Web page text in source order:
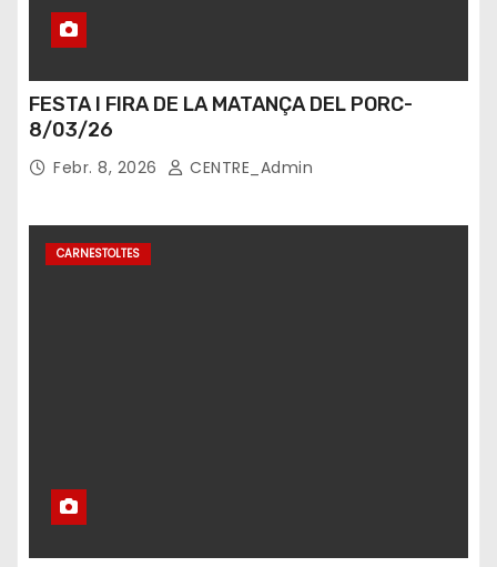
FESTA I FIRA DE LA MATANÇA DEL PORC-
8/03/26
Febr. 8, 2026 CENTRE_Admin
CARNESTOLTES